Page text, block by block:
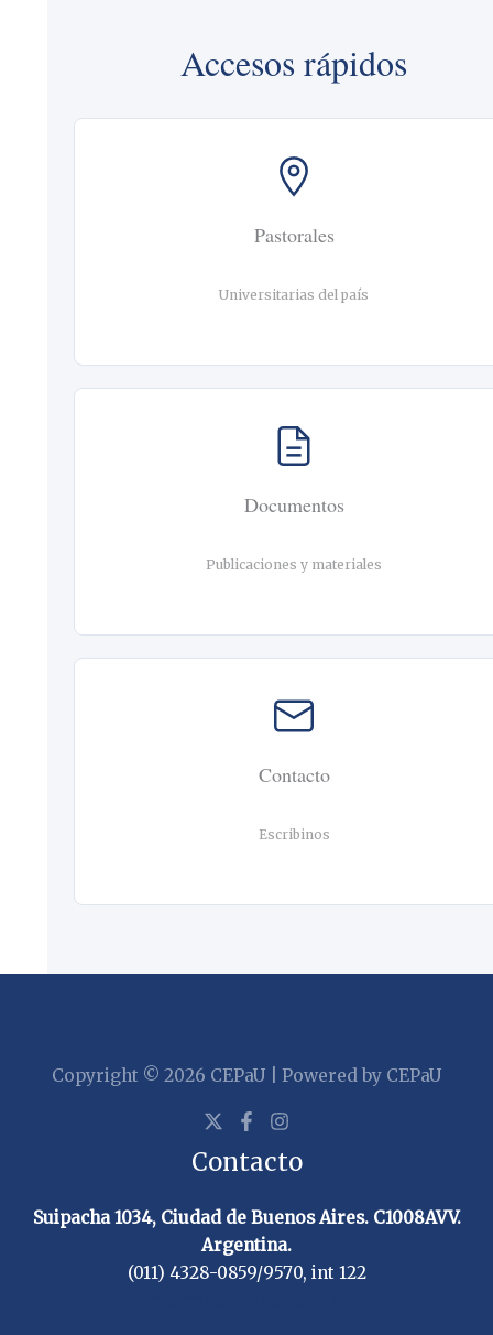
Accesos rápidos
Pastorales
Universitarias del país
Documentos
Publicaciones y materiales
Contacto
Escribinos
Copyright © 2026 CEPaU | Powered by CEPaU
Contacto
Suipacha 1034, Ciudad de Buenos Aires. C1008AVV.
Argentina.
(011) 4328-0859/9570, int 122